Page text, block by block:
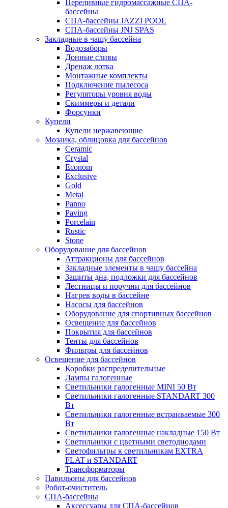
Переливные гидромассажные СПА-
бассейны
СПА-бассейны JAZZI POOL
СПА-бассейны JNJ SPAS
Закладные в чашу бассейна
Водозаборы
Донные сливы
Дренаж лотка
Монтажные комплекты
Подключение пылесоса
Регуляторы уровня воды
Скиммеры и детали
Форсунки
Купели
Купели нержавеющие
Мозаика, облицовка для бассейнов
Ceramic
Crystal
Econom
Exclusive
Gold
Metal
Panno
Paving
Porcelain
Rustic
Stone
Оборудование для бассейнов
Аттракционы для бассейнов
Закладные элементы в чашу бассейна
Защиты дна, подложки для бассейнов
Лестницы и поручни для бассейнов
Нагрев воды в бассейне
Насосы для бассейнов
Оборудование для спортивных бассейнов
Освещение для бассейнов
Покрытия для бассейнов
Тенты для бассейнов
Фильтры для бассейнов
Освещение для бассейнов
Коробки распределительные
Лампы галогенные
Светильники галогенные MINI 50 Вт
Светильники галогенные STANDART 300
Вт
Светильники галогенные встраиваемые 300
Вт
Светильники галогенные накладные 150 Вт
Светильники с цветными светодиодами
Светофильтры к светильникам EXTRA
FLAT и STANDART
Трансформаторы
Павильоны для бассейнов
Робот-очиститель
СПА-бассейны
Аксессуары для СПА-бассейнов